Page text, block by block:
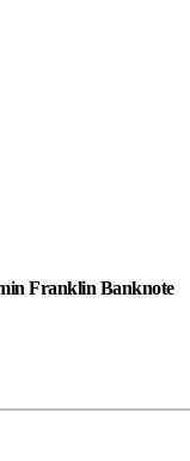
Franklin Banknote